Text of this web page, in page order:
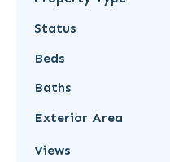
Status
Beds
Baths
Exterior Area
Views